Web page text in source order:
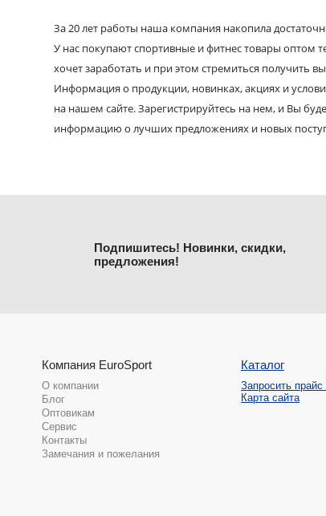
За 20 лет работы наша компания накопила
У нас покупают спортивные и фитнес товары оптом
хочет заработать и при этом стремиться получить
Информация о продукции, новинках, акциях и
на нашем сайте. Зарегистрируйтесь на нем, и Вы
информацию о лучших предложениях и новых
Подпишитесь! Новинки, скидки,
предложения!
Компания EuroSport
О компании
Блог
Оптовикам
Сервис
Контакты
Замечания и пожелания
Каталог
Запросить прайс
Карта сайта